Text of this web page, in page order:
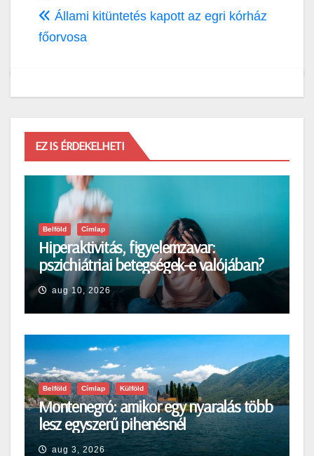
Állami kitüntetés kapott az egri kórház
főorvosa
EZ IS ÉRDEKELHETI
Belföld Címlap
Hiperaktivitás, figyelemzavar:
pszichiátriai betegségek-e valójában?
aug 10, 2026
Belföld Címlap Külföld
Montenegró: amikor egy nyaralás több
lesz egyszerű pihenésnél
aug 3, 2026